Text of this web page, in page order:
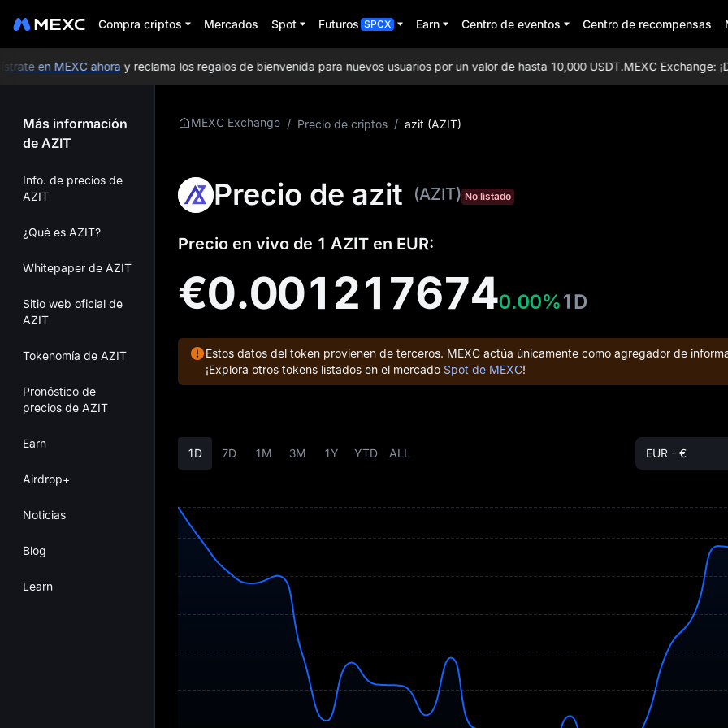
Compra criptos Mercados Spot Futuros SPCX Earn Centro de eventos Centro de recompensas
en MEXC ahoray reclama los regalos de bienvenida para nuevos usuarios por un valor de hasta 10,000 USDT.MEXC Exchange:
Más información
de AZIT
Info. de precios de
AZIT
¿Qué es AZIT?
Whitepaper de AZIT
Sitio web oficial de
AZIT
Tokenomía de AZIT
Pronóstico de
precios de AZIT
Earn
Airdrop+
Noticias
Blog
Learn
MEXC Exchange / Precio de criptos / azit (AZIT)
Precio de azit (AZIT) No listado
Precio en vivo de 1 AZIT en EUR:
€0.0012176740.00%1D
Estos datos del token provienen de terceros. MEXC actúa únicamente como agregador de
¡Explora otros tokens listados en el mercado Spot de MEXC!
1D 7D 1M 3M 1Y YTD ALL EUR - €